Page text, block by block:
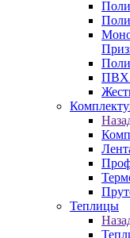
ПВХ
Теплицы